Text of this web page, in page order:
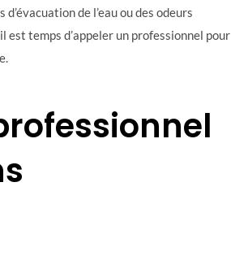
de l’eau ou des odeurs
est temps d’appeler un professionnel pour